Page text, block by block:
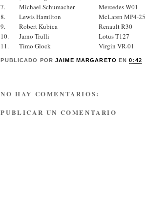
7. Michael Schumacher Mercedes W01
8.
Lewis Hamilton McLaren MP4-25
9.
Robert Kubica Renault R30
10.
Jarno Trulli Lotus T127
11.
Timo Glock Virgin VR-01
PUBLICADO PORJAIME MARGARETO EN0:42
NO HAY COMENTARIOS:
PUBLICAR UN COMENTARIO